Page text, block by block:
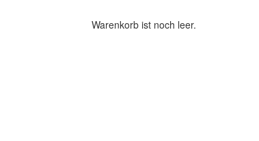
Warenkorb ist noch leer.